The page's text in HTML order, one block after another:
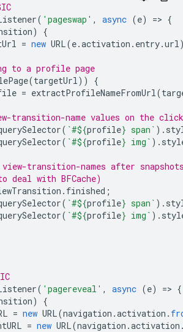
( 'pageswap' , async (e) => {
)
{
= new URL(e.activation . entry.url
to a profile page
(targetUrl ))
{
= extractProfileNameFromUrl (
transition-name values on the
( `#${profile} span` ).
( `#${profile} img` ).
view-transition-names after
with BFCache)
. finished ;
( `#${profile} span` ).
( `#${profile} img` ).
( 'pagereveal' , async (e) => {
)
{
= new URL(navigation .activation .
= new URL(navigation .activation